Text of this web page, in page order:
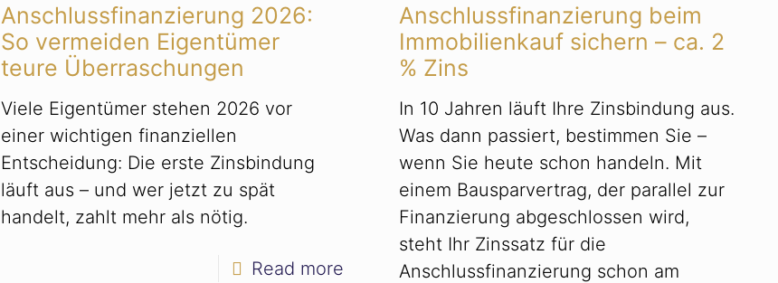
Anschlussfinanzierung 2026:
So vermeiden Eigentümer
teure Überraschungen
Viele Eigentümer stehen 2026 vor
einer wichtigen finanziellen
Entscheidung: Die erste Zinsbindung
läuft aus – und wer jetzt zu spät
handelt, zahlt mehr als nötig.
Read more
Anschlussfinanzierung beim
Immobilienkauf sichern – ca. 2
% Zins
In 10 Jahren läuft Ihre Zinsbindung aus.
Was dann passiert, bestimmen Sie –
wenn Sie heute schon handeln. Mit
einem Bausparvertrag, der parallel zur
Finanzierung abgeschlossen wird,
steht Ihr Zinssatz für die
Anschlussfinanzierung schon am